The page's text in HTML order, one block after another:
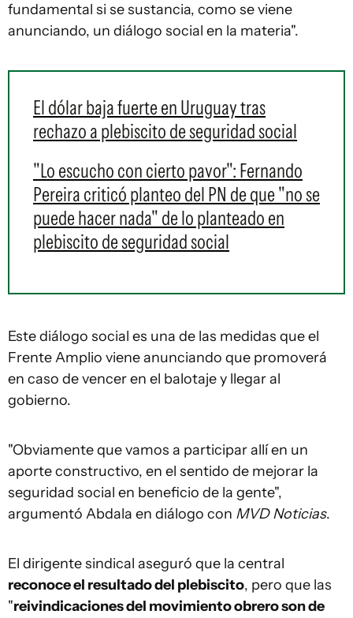
fundamental si se sustancia, como se viene
anunciando, un diálogo social en la materia".
El dólar baja fuerte en Uruguay tras
rechazo a plebiscito de seguridad social
"Lo escucho con cierto pavor": Fernando
Pereira criticó planteo del PN de que "no se
puede hacer nada" de lo planteado en
plebiscito de seguridad social
Este diálogo social es una de las medidas que el
Frente Amplio viene anunciando que promoverá
en caso de vencer en el balotaje y llegar al
gobierno.
"Obviamente que vamos a participar allí en un
aporte constructivo, en el sentido de mejorar la
seguridad social en beneficio de la gente",
argumentó Abdala en diálogo con MVD Noticias.
El dirigente sindical aseguró que la central
reconoce el resultado del plebiscito, pero que las
"reivindicaciones del movimiento obrero son de